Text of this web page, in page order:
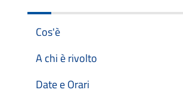
Cos'è
A chi è rivolto
Date e Orari